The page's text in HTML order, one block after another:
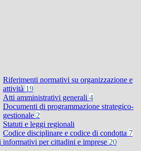
Riferimenti normativi su organizzazione e
attività 19
Atti amministrativi generali 4
Documenti di programmazione strategico-
gestionale 2
Statuti e leggi regionali
Codice disciplinare e codice di condotta 7
informativi per cittadini e imprese 20